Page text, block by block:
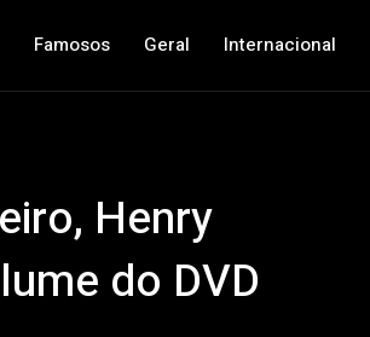
Famosos Geral Internacional
Henry
do DVD